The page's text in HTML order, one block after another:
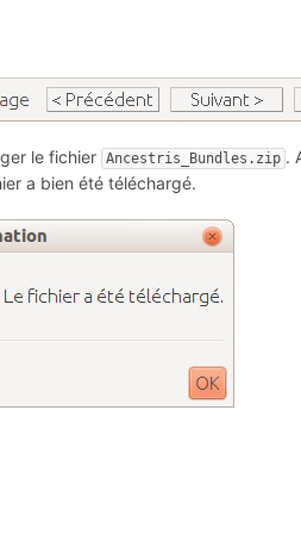
le fichier Ancestris_Bundles.zip .
a bien été téléchargé.